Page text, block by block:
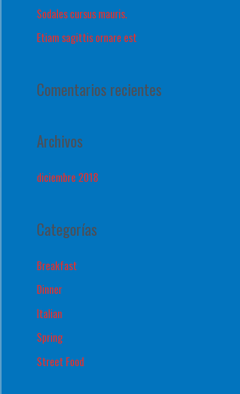
Sodales cursus mauris.
Etiam sagittis ornare est
Comentarios recientes
Archivos
diciembre 2018
Categorías
Breakfast
Dinner
Italian
Spring
Street Food